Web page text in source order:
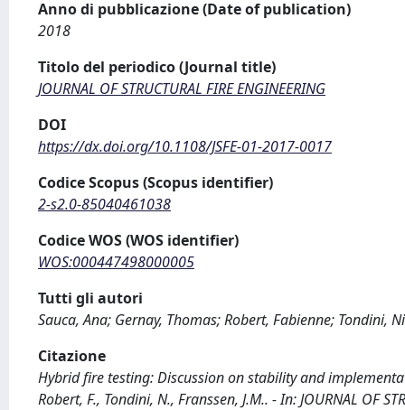
Anno di pubblicazione (Date of publication)
2018
Titolo del periodico (Journal title)
JOURNAL OF STRUCTURAL FIRE ENGINEERING
DOI
https://dx.doi.org/10.1108/JSFE-01-2017-0017
Codice Scopus (Scopus identifier)
2-s2.0-85040461038
Codice WOS (WOS identifier)
WOS:000447498000005
Tutti gli autori
Sauca, Ana; Gernay, Thomas; Robert, Fabienne; Tondini,
Citazione
Hybrid fire testing: Discussion on stability and
Robert, F., Tondini, N., Franssen, J.M.. - In: JOURNAL OF